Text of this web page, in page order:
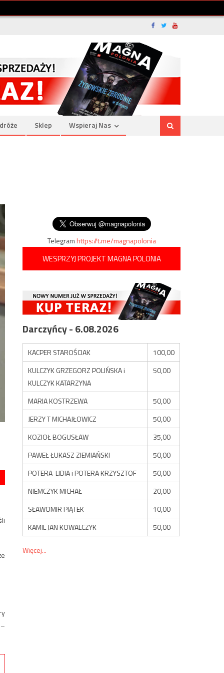
Sklep Wspieraj Nas
Telegramhttps://t.me/magnapolonia
WESPRZYJ PROJEKT MAGNA POLONIA
Darczyńcy - 6.08.2026
KACPER STAROŚCIAK
100,00
KULCZYK GRZEGORZ POLIŃSKA i
KULCZYK KATARZYNA
50,00
MARIA KOSTRZEWA
50,00
JERZY T MICHAJŁOWICZ
50,00
KOZIOŁ BOGUSŁAW
35,00
PAWEŁ ŁUKASZ ZIEMIAŃSKI
50,00
POTERA LIDIA i POTERA KRZYSZTOF
50,00
NIEMCZYK MICHAŁ
20,00
SŁAWOMIR PIĄTEK
10,00
KAMIL JAN KOWALCZYK
50,00
Więcej...